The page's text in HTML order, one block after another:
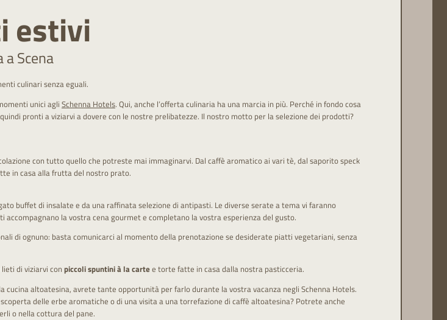
estivi
Scena
culinari senza eguali.
unici agli Schenna Hotels. Qui, anche l’offerta culinaria ha una marcia in più. Perché in fondo cosa
pronti a viziarvi a dovere con le nostre prelibatezze. Il nostro motto per la selezione dei prodotti?
con tutto quello che potreste mai immaginarvi. Dal caffè aromatico ai vari tè, dal saporito speck
in casa alla frutta del nostro prato.
buffet di insalate e da una raffinata selezione di antipasti. Le diverse serate a tema vi faranno
la vostra cena gourmet e completano la vostra esperienza del gusto.
di ognuno: basta comunicarci al momento della prenotazione se desiderate piatti vegetariani, senza
di viziarvi con piccoli spuntini à la cartee torte fatte in casa dalla nostra pasticceria.
cucina altoatesina, avrete tante opportunità per farlo durante la vostra vacanza negli Schenna Hotels.
delle erbe aromatiche o di una visita a una torrefazione di caffè altoatesina? Potrete anche
o nella cottura del pane.